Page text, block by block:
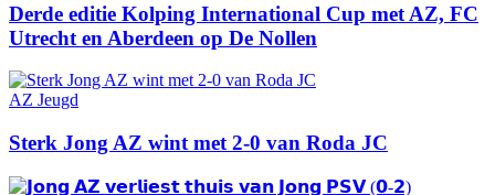
Derde editie Kolping International Cup met AZ, FC
Utrecht en Aberdeen op De Nollen
AZ Jeugd
Sterk Jong AZ wint met 2-0 van Roda JC